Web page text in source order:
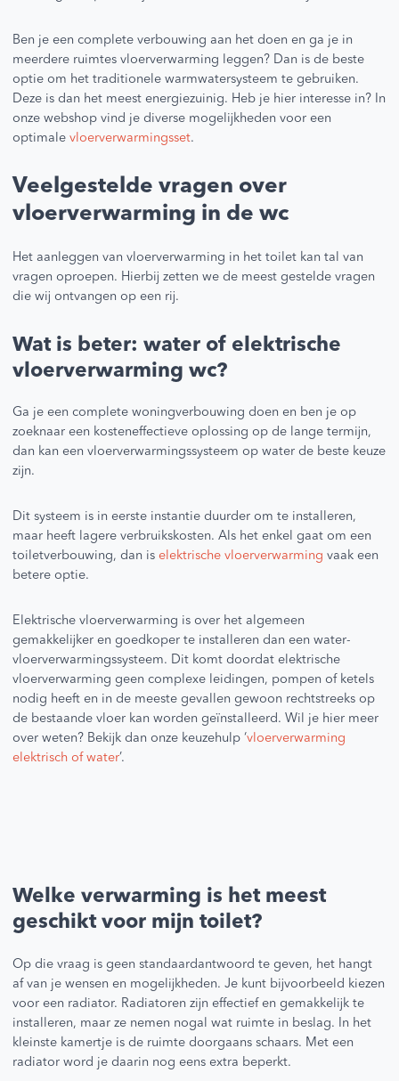
Ben je een complete verbouwing aan het doen en ga je in
meerdere ruimtes vloerverwarming leggen? Dan is de beste
optie om het traditionele warmwatersysteem te gebruiken.
Deze is dan het meest energiezuinig. Heb je hier interesse in? In
onze webshop vind je diverse mogelijkheden voor een
optimalevloerverwarmingsset.
Veelgestelde vragen over
vloerverwarming in de wc
Het aanleggen van vloerverwarming in het toilet kan tal van
vragen oproepen. Hierbij zetten we de meest gestelde vragen
die wij ontvangen op een rij.
Wat is beter: water of elektrische
vloerverwarming wc?
Ga je een complete woningverbouwing doen en ben je op
zoeknaar een kosteneffectieve oplossing op de lange termijn,
dan kan een vloerverwarmingssysteem op water de beste keuze
zijn.
Dit systeem is in eerste instantie duurder om te installeren,
maar heeft lagere verbruikskosten. Als het enkel gaat om een
toiletverbouwing, dan iselektrische vloerverwarming vaak een
betere optie.
Elektrische vloerverwarming is over het algemeen
gemakkelijker en goedkoper te installeren dan een water-
vloerverwarmingssysteem. Dit komt doordat elektrische
vloerverwarming geen complexe leidingen, pompen of ketels
nodig heeft en in de meeste gevallen gewoon rechtstreeks op
de bestaande vloer kan worden geïnstalleerd. Wil je hier meer
over weten? Bekijk dan onze keuzehulp ‘vloerverwarming
elektrisch of water’.
Welke verwarming is het meest
geschikt voor mijn toilet?
Op die vraag is geen standaardantwoord te geven, het hangt
af van je wensen en mogelijkheden. Je kunt bijvoorbeeld kiezen
voor een radiator. Radiatoren zijn effectief en gemakkelijk te
installeren, maar ze nemen nogal wat ruimte in beslag. In het
kleinste kamertje is de ruimte doorgaans schaars. Met een
radiator word je daarin nog eens extra beperkt.